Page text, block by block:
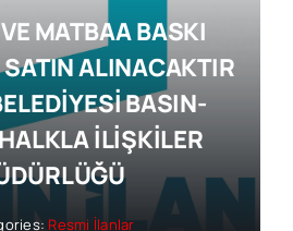
MATBAA BASKI
ALINACAKTIR
BASIN-
İLİŞKİLER
Resmi İlanlar